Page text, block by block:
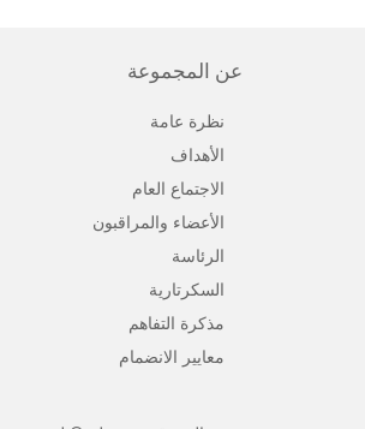
عن المجموعة
نظرة عامة
الأهداف
الاجتماع العام
الأعضاء والمراقبون
الرئاسة
السكرتارية
مذكرة التفاهم
معايير الانضمام